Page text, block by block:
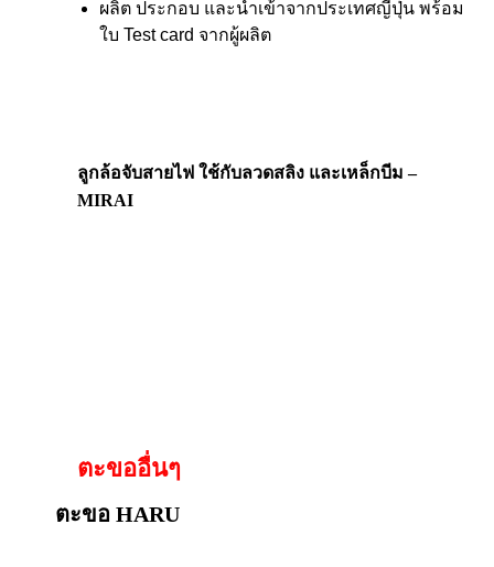
ผลิต ประกอบ และนำเข้าจากประเทศญี่ปุ่น พร้อม
ใบ Test card จากผู้ผลิต
ลูกล้อจับสายไฟ ใช้กับลวดสลิง และเหล็กบีม –
MIRAI
ตะขออื่นๆ
ตะขอ HARU